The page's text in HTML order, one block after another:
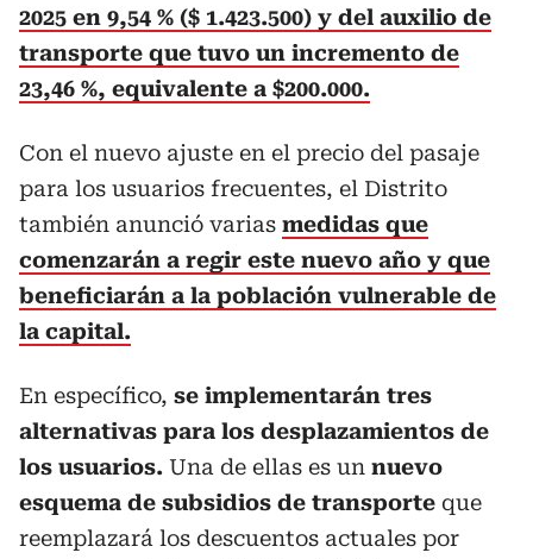
2025 en 9,54 % ($ 1.423.500) y del auxilio de
transporte que tuvo un incremento de
23,46 %, equivalente a $200.000.
Con el nuevo ajuste en el precio del pasaje
para los usuarios frecuentes, el Distrito
también anunció varias medidas que
comenzarán a regir este nuevo año y que
beneficiarán a la población vulnerable de
la capital.
En específico, se implementarán tres
alternativas para los desplazamientos de
los usuarios. Una de ellas es un nuevo
esquema de subsidios de transporte que
reemplazará los descuentos actuales por